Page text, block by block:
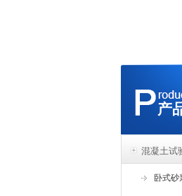
产
混凝土试
卧式砂